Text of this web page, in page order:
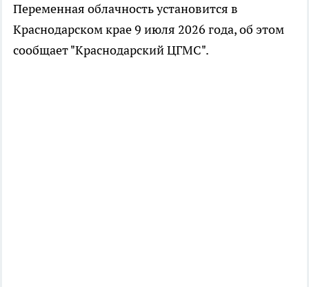
Переменная облачность установится в
Краснодарском крае 9 июля 2026 года, об этом
сообщает "Краснодарский ЦГМС".